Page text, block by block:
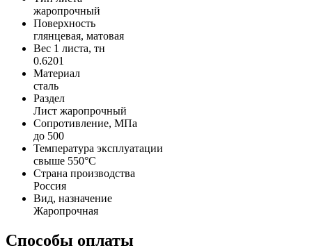
жаропрочный
Поверхность
глянцевая, матовая
Вес 1 листа, тн
0.6201
Материал
сталь
Раздел
Лист жаропрочный
Сопротивление, МПа
до 500
Температура эксплуатации
свыше 550°С
Страна производства
Россия
Вид, назначение
Жаропрочная
Способы оплаты